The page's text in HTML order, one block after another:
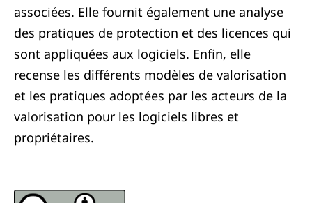
associées. Elle fournit également une analyse
des pratiques de protection et des licences qui
sont appliquées aux logiciels. Enfin, elle
recense les différents modèles de valorisation
et les pratiques adoptées par les acteurs de la
valorisation pour les logiciels libres et
propriétaires.